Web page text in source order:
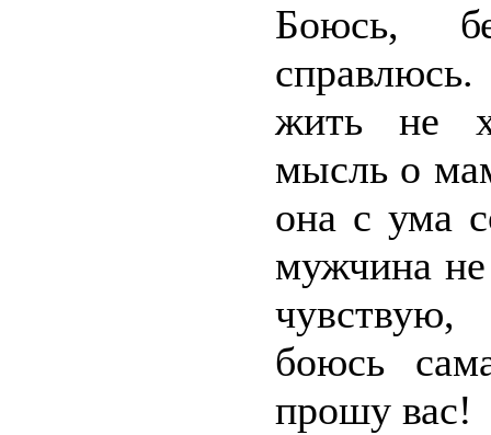
Боюсь,
жить не
мысль о
она с ума
мужчина не
чувствую,
боюсь
прошу вас!